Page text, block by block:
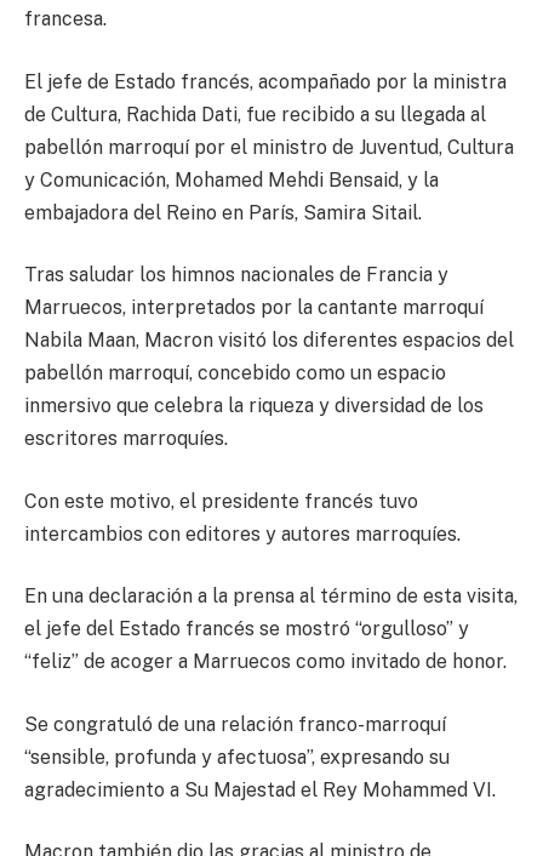
francesa.
El jefe de Estado francés, acompañado por la ministra
de Cultura, Rachida Dati, fue recibido a su llegada al
pabellón marroquí por el ministro de Juventud, Cultura
y Comunicación, Mohamed Mehdi Bensaid, y la
embajadora del Reino en París, Samira Sitail.
Tras saludar los himnos nacionales de Francia y
Marruecos, interpretados por la cantante marroquí
Nabila Maan, Macron visitó los diferentes espacios del
pabellón marroquí, concebido como un espacio
inmersivo que celebra la riqueza y diversidad de los
escritores marroquíes.
Con este motivo, el presidente francés tuvo
intercambios con editores y autores marroquíes.
En una declaración a la prensa al término de esta visita,
el jefe del Estado francés se mostró “orgulloso” y
“feliz” de acoger a Marruecos como invitado de honor.
Se congratuló de una relación franco-marroquí
“sensible, profunda y afectuosa”, expresando su
agradecimiento a Su Majestad el Rey Mohammed VI.